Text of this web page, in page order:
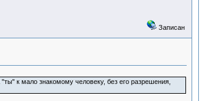
Записан
к мало знакомому человеку, без его разрешения,